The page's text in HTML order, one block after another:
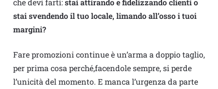
che devi farti:stai attirando e fidelizzando clienti o
stai svendendo il tuo locale, limando all’osso i tuoi
margini?
Fare promozioni continue è un’arma a doppio taglio,
per prima cosa perché,facendole sempre, si perde
l’unicità del momento. E manca l’urgenza da parte